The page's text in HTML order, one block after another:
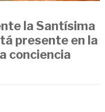
la Santísima
presente en la
conciencia